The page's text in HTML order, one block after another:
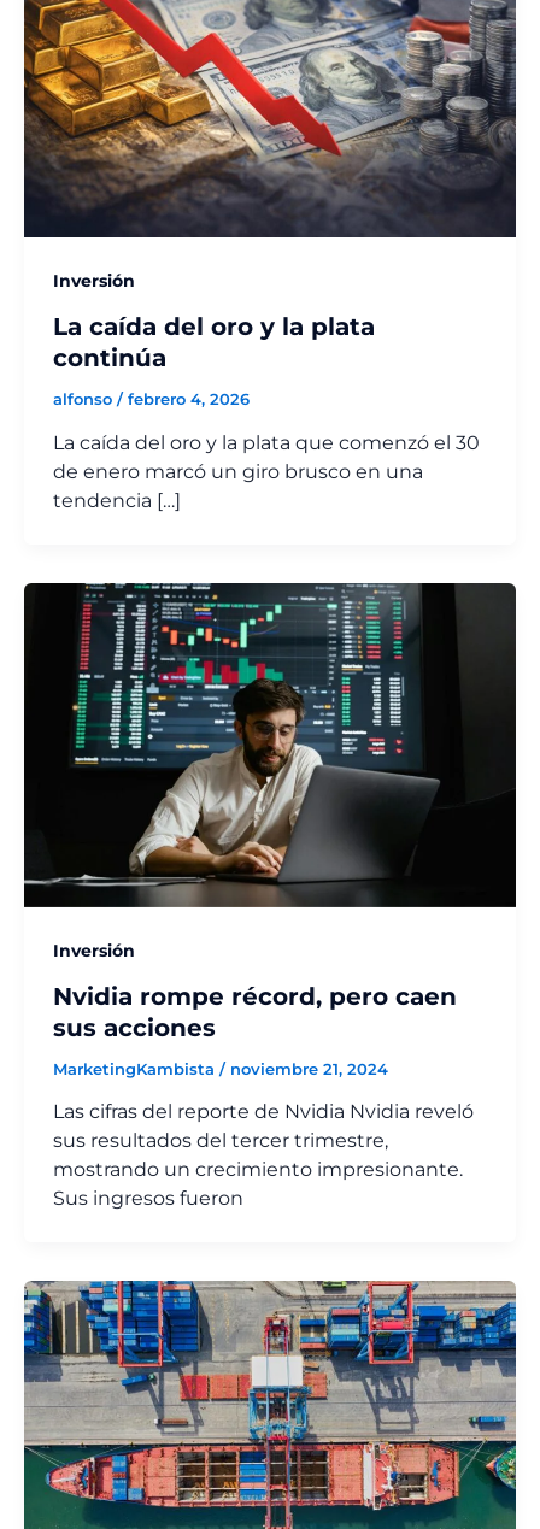
Inversión
La caída del oro y la plata
continúa
alfonso /febrero 4, 2026
La caída del oro y la plata que comenzó el 30
de enero marcó un giro brusco en una
tendencia […]
Inversión
Nvidia rompe récord, pero caen
sus acciones
MarketingKambista / noviembre 21, 2024
Las cifras del reporte de Nvidia Nvidia reveló
sus resultados del tercer trimestre,
mostrando un crecimiento impresionante.
Sus ingresos fueron